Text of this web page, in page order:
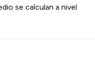
se calculan a nivel